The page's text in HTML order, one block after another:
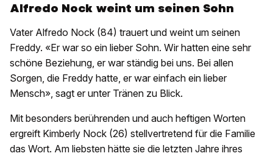
Alfredo Nock weint um seinen Sohn
Vater Alfredo Nock (84) trauert und weint um seinen
Freddy. «Er war so ein lieber Sohn. Wir hatten eine sehr
schöne Beziehung, er war ständig bei uns. Bei allen
Sorgen, die Freddy hatte, er war einfach ein lieber
Mensch», sagt er unter Tränen zu Blick.
Mit besonders berührenden und auch heftigen Worten
ergreift Kimberly Nock (26) stellvertretend für die Familie
das Wort. Am liebsten hätte sie die letzten Jahre ihres